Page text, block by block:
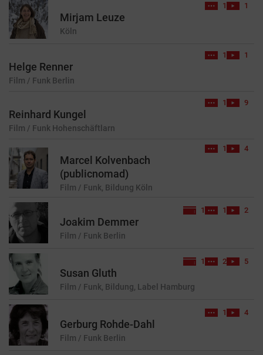
Mirjam Leuze
Köln
1 1
Helge Renner
Film / Funk Berlin
1 1
Reinhard Kungel
Film / Funk Hohenschäftlarn
1 9
Marcel Kolvenbach
(publicnomad)
Film / Funk, Bildung Köln
1 4
Joakim Demmer
Film / Funk Berlin
1 1 2
Susan Gluth
Film / Funk, Bildung, Label Hamburg
1 2 5
Gerburg Rohde-Dahl
Film / Funk Berlin
1 4